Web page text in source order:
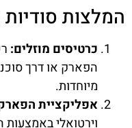
המלצות
כרטיסים מוזלים:
הפארק או דרך
מיוחדות.
אפליקציית
וירטואלי